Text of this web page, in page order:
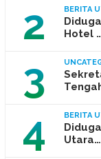
2 BERITA
Hotel
3
4 BERITA
Utara…